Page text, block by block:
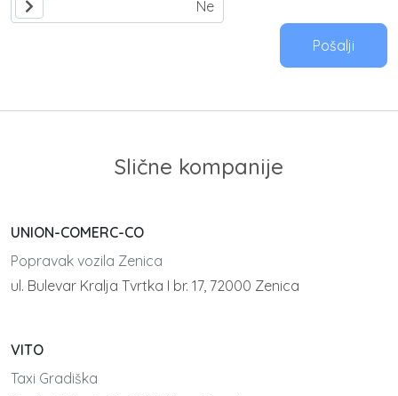
Pošalji
Slične kompanije
UNION-COMERC-CO
Popravak vozila Zenica
ul. Bulevar Kralja Tvrtka I br. 17, 72000 Zenica
VITO
Taxi Gradiška